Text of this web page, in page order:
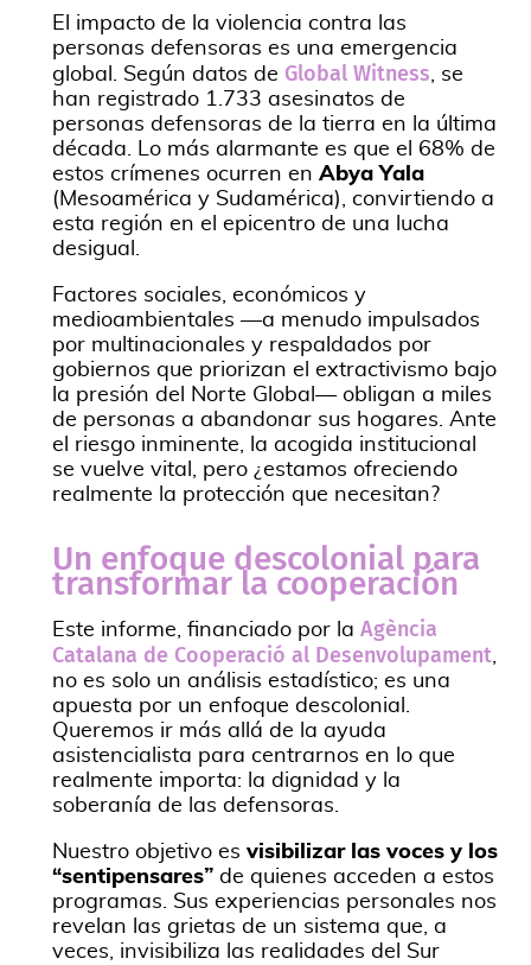
El impacto de la violencia contra las
personas defensoras es una emergencia
global. Según datos de Global Witness, se
han registrado 1.733 asesinatos de
personas defensoras de la tierra en la última
década. Lo más alarmante es que el 68% de
estos crímenes ocurren en Abya Yala
(Mesoamérica y Sudamérica), convirtiendo a
esta región en el epicentro de una lucha
desigual.
Factores sociales, económicos y
medioambientales —a menudo impulsados
por multinacionales y respaldados por
gobiernos que priorizan el extractivismo bajo
la presión del Norte Global— obligan a miles
de personas a abandonar sus hogares. Ante
el riesgo inminente, la acogida institucional
se vuelve vital, pero ¿estamos ofreciendo
realmente la protección que necesitan?
Un enfoque descolonial para
transformar la cooperación
Este informe, financiado por la Agència
Catalana de Cooperació al Desenvolupament,
no es solo un análisis estadístico; es una
apuesta por un enfoque descolonial.
Queremos ir más allá de la ayuda
asistencialista para centrarnos en lo que
realmente importa: la dignidad y la
soberanía de las defensoras.
Nuestro objetivo es visibilizar las voces y los
“sentipensares” de quienes acceden a estos
programas. Sus experiencias personales nos
revelan las grietas de un sistema que, a
veces, invisibiliza las realidades del Sur